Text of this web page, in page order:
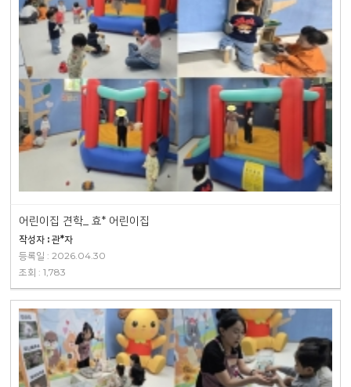
어린이집 견학_ 효* 어린이집
작성자 : 관*자
등록일 : 2026.04.30
조회 : 1,783